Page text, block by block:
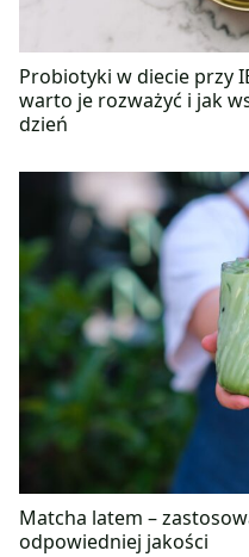
Probiotyki w diecie przy
warto je rozważyć i jak
dzień
Matcha latem –
odpowiedniej jakości